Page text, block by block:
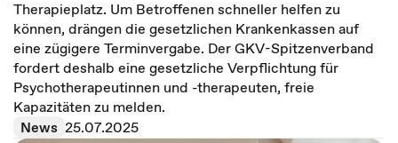
Therapieplatz. Um Betroffenen schneller helfen zu
können, drängen die gesetzlichen Krankenkassen auf
eine zügigere Terminvergabe. Der GKV-Spitzenverband
fordert deshalb eine gesetzliche Verpflichtung für
Psychotherapeutinnen und -therapeuten, freie
Kapazitäten zu melden.
News 25.07.2025